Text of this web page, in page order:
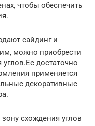
чтобы обеспечить
сайдинг и
можно приобрести
достаточно
применяется
декоративные
схождения углов